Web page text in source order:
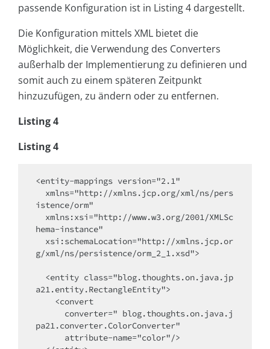
passende Konfiguration ist in Listing 4 dargestellt.
Die Konfiguration mittels XML bietet die
Möglichkeit, die Verwendung des Converters
außerhalb der Implementierung zu definieren und
somit auch zu einem späteren Zeitpunkt
hinzuzufügen, zu ändern oder zu entfernen.
Listing 4
Listing 4
<entity-mappings version="2.1"
istence/orm"
hema-instance"
g/xml/ns/persistence/orm_2_1.xsd">
a21.entity.RectangleEntity">
pa21.converter.ColorConverter"